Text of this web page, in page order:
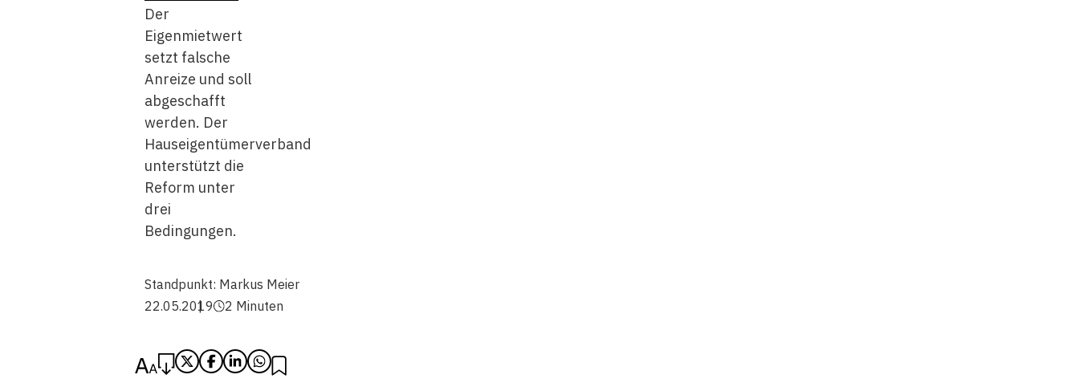
Der
Eigenmietwert
setzt falsche
Anreize und soll
abgeschafft
werden. Der
Hauseigentümerverband
unterstützt die
Reform unter
drei
Bedingungen.
Standpunkt: Markus Meier
22.05.2019
2 Minuten